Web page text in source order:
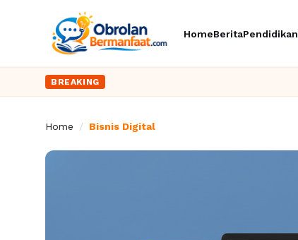
HomeBeritaPendidikan
BREAKING
Home / Bisnis Digital